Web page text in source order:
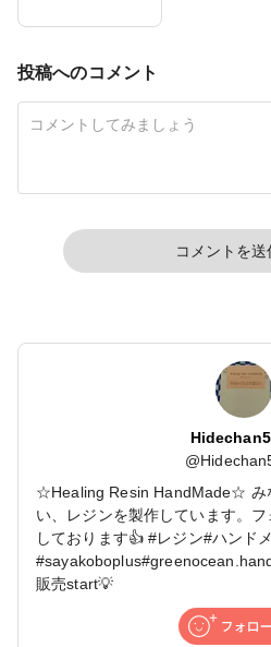
投稿へのコメント
コメントを送
@
☆Healing Resin HandMade☆ み
い、レジンを製作しています。
しております👍 #レジン#ハンド
販売start💡